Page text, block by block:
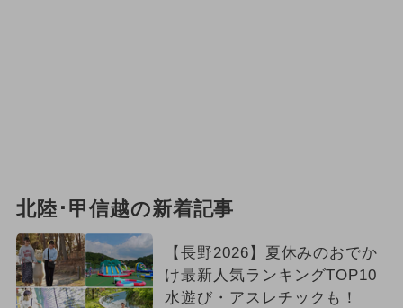
北陸･甲信越の新着記事
【長野2026】夏休みのおでか
け最新人気ランキングTOP10
水遊び・アスレチックも！